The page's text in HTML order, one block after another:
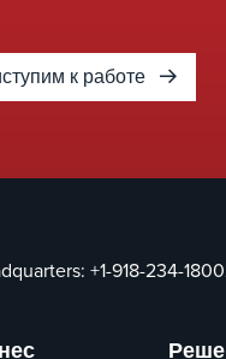
к работе
+1-918-234-1800